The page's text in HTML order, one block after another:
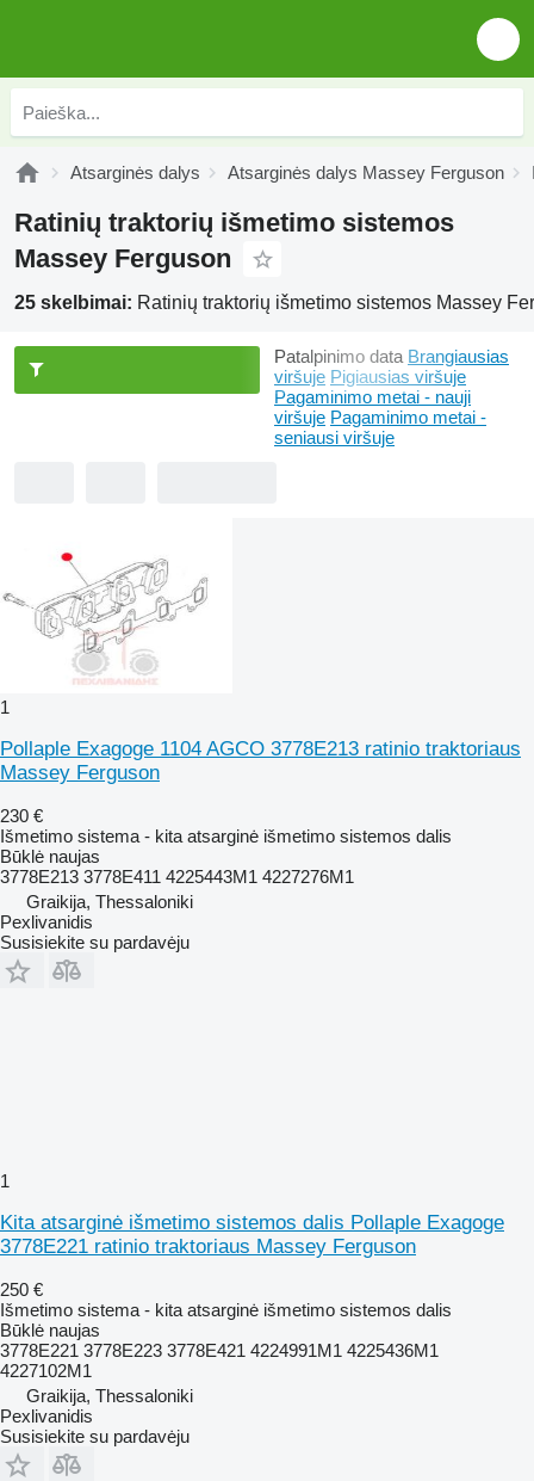
Atsarginės dalys Atsarginės dalys Massey Ferguson
Ratinių traktorių išmetimo sistemos
Massey Ferguson
25 skelbimai: Ratinių traktorių išmetimo sistemos Massey
Patalpinimo data Brangiausias
viršuje Pigiausias viršuje
Pagaminimo metai - nauji
viršuje Pagaminimo metai -
seniausi viršuje
1
Pollaple Exagoge 1104 AGCO 3778E213 ratinio traktoriaus
Massey Ferguson
230 €
Išmetimo sistema - kita atsarginė išmetimo sistemos dalis
Būklė naujas
3778E213 3778E411 4225443M1 4227276M1
Graikija, Thessaloniki
Pexlivanidis
Susisiekite su pardavėju
1
Kita atsarginė išmetimo sistemos dalis Pollaple Exagoge
3778E221 ratinio traktoriaus Massey Ferguson
250 €
Išmetimo sistema - kita atsarginė išmetimo sistemos dalis
Būklė naujas
3778E221 3778E223 3778E421 4224991M1 4225436M1
4227102M1
Graikija, Thessaloniki
Pexlivanidis
Susisiekite su pardavėju